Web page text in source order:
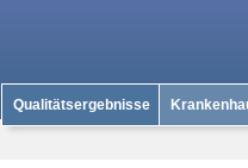
Qualitätsergebnisse